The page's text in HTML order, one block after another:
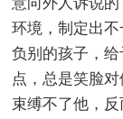
环境，制定出
负别的孩子，
点，总是笑脸
束缚不了他，